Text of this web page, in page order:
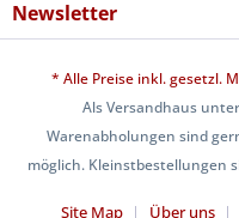
Newsletter
* Alle Preise inkl. gesetzl.
Als Versandhaus
Warenabholungen sind
möglich. Kleinstbestellungen
Site Map Über uns